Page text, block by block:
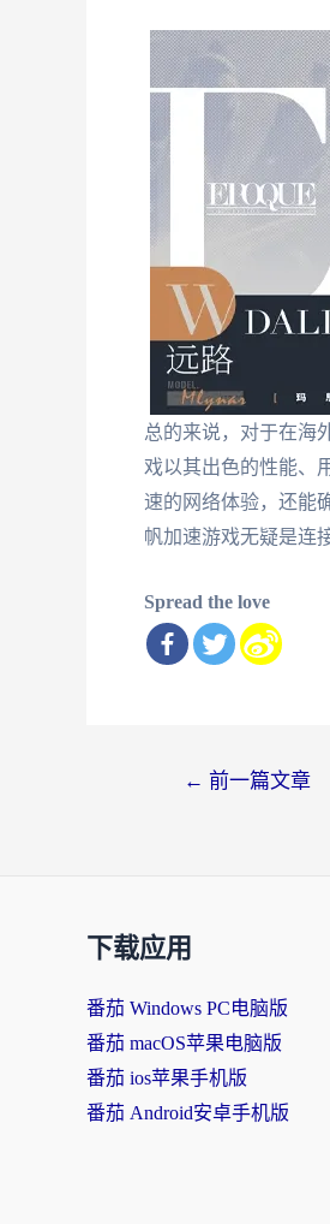
总的来说，对于在海
戏以其出色的性能、
速的网络体验，还能
帆加速游戏无疑是连
Spread the love
← 前一篇文章
下载应用
番茄 Windows PC电脑版
番茄 macOS苹果电脑版
番茄 ios苹果手机版
番茄 Android安卓手机版